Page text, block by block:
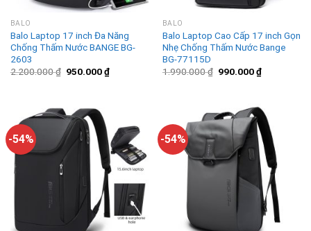
BALO
Balo Laptop 17 inch Đa Năng
Chống Thấm Nước BANGE BG-
2603
2.200.000₫ 950.000₫
BALO
Balo Laptop Cao Cấp 17 inch Gọn
Nhẹ Chống Thấm Nước Bange
BG-77115D
1.990.000₫ 990.000₫
-54% -54%